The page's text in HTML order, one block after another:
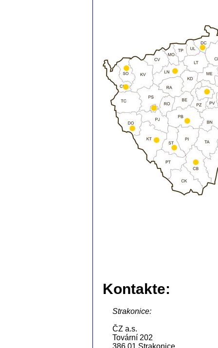
Kontakte:
Strakonice:
ČZ a.s.
Tovární 202